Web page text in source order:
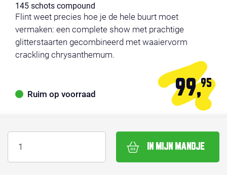
145 schots compound
Flint weet precies hoe je de hele buurt moet
vermaken: een complete show met prachtige
glitterstaarten gecombineerd met waaiervorm
crackling chrysanthemum.
Ruim op voorraad 99,95
IN MIJN MANDJE